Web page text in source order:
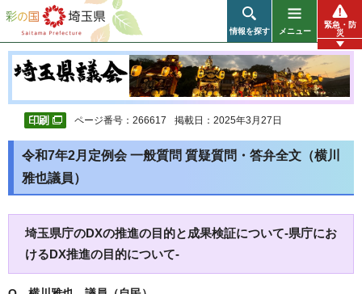
彩の国 埼玉県
情報を探す メニュー
緊急・防
災
ページ番号：266617 掲載日：2025年3月27日
令和7年2月定例会 一般質問 質疑質問・答弁全文（横川
雅也議員）
埼玉県庁のDXの推進の目的と成果検証について-県庁にお
けるDX推進の目的について-